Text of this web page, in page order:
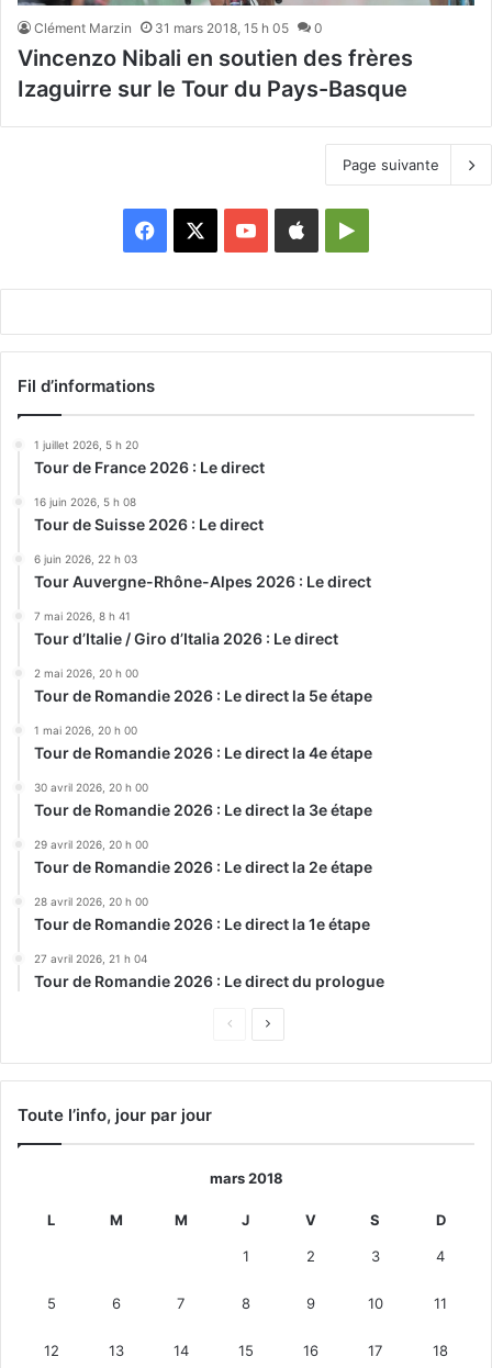
Clément Marzin 31 mars 2018, 15 h 05 0
Vincenzo Nibali en soutien des frères
Izaguirre sur le Tour du Pays-Basque
Page suivante
Facebook YouTubeAppleGoogle
Fil d’informations
1 juillet 2026, 5 h 20
Tour de France 2026 : Le direct
16 juin 2026, 5 h 08
Tour de Suisse 2026 : Le direct
6 juin 2026, 22 h 03
Tour Auvergne-Rhône-Alpes 2026 : Le direct
7 mai 2026, 8 h 41
Tour d’Italie / Giro d’Italia 2026 : Le direct
2 mai 2026, 20 h 00
Tour de Romandie 2026 : Le direct la 5e étape
1 mai 2026, 20 h 00
Tour de Romandie 2026 : Le direct la 4e étape
30 avril 2026, 20 h 00
Tour de Romandie 2026 : Le direct la 3e étape
29 avril 2026, 20 h 00
Tour de Romandie 2026 : Le direct la 2e étape
28 avril 2026, 20 h 00
Tour de Romandie 2026 : Le direct la 1e étape
27 avril 2026, 21 h 04
Tour de Romandie 2026 : Le direct du prologue
Page
Page
Toute l’info, jour par jour
mars 2018
L M M J V S D
1 2 3 4
5 6 7 8 9 10 11
12 13 14 15 16 17 18